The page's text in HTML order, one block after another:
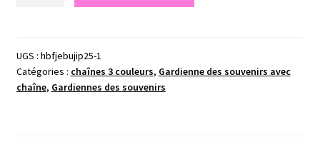
-
Gardiennes
des
UGS : hbfjebujip25-1
Catégories : chaînes 3 couleurs, Gardienne des souvenirs avec
chaîne, Gardiennes des souvenirs